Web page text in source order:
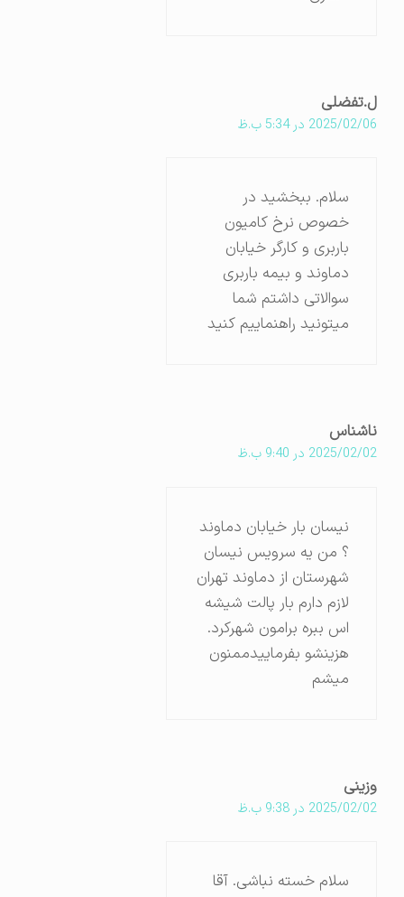
ل.تفضلی
2025/02/06 در 5:34 ب.ظ
سلام. ببخشید در
خصوص نرخ کامیون
باربری و کارگر خیابان
دماوند و بیمه باربری
سوالاتی داشتم شما
میتونید راهنماییم کنید
ناشناس
2025/02/02 در 9:40 ب.ظ
نیسان بار خیابان دماوند
؟ من یه سرویس نیسان
شهرستان از دماوند تهران
لازم دارم بار پالت شیشه
اس ببره برامون شهرکرد.
هزینشو بفرماییدممنون
میشم
وزینی
2025/02/02 در 9:38 ب.ظ
سلام خسته نباشی. آقا